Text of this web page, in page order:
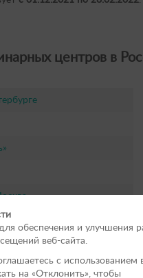
центров в
Петербурге
о стоимости услуг,
или оставьте онлайн-
обеспечения и улучшения
веб-сайта.
с использованием
на «Отклонить», чтобы